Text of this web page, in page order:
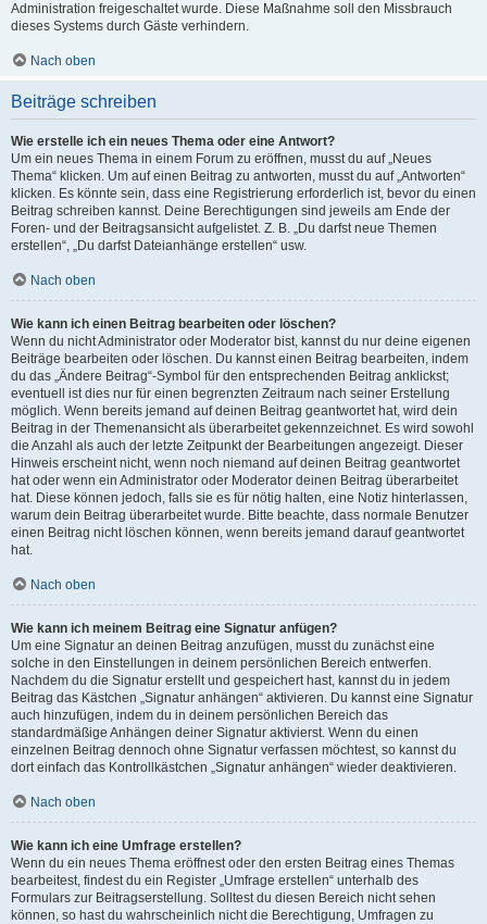
Administration freigeschaltet wurde. Diese Maßnahme soll den Missbrauch
dieses Systems durch Gäste verhindern.
Nach oben
Beiträge schreiben
Wie erstelle ich ein neues Thema oder eine Antwort?
Um ein neues Thema in einem Forum zu eröffnen, musst du auf „Neues
Thema“ klicken. Um auf einen Beitrag zu antworten, musst du auf „Antworten“
klicken. Es könnte sein, dass eine Registrierung erforderlich ist, bevor du einen
Beitrag schreiben kannst. Deine Berechtigungen sind jeweils am Ende der
Foren- und der Beitragsansicht aufgelistet. Z. B. „Du darfst neue Themen
erstellen“, „Du darfst Dateianhänge erstellen“ usw.
Nach oben
Wie kann ich einen Beitrag bearbeiten oder löschen?
Wenn du nicht Administrator oder Moderator bist, kannst du nur deine eigenen
Beiträge bearbeiten oder löschen. Du kannst einen Beitrag bearbeiten, indem
du das „Ändere Beitrag“-Symbol für den entsprechenden Beitrag anklickst;
eventuell ist dies nur für einen begrenzten Zeitraum nach seiner Erstellung
möglich. Wenn bereits jemand auf deinen Beitrag geantwortet hat, wird dein
Beitrag in der Themenansicht als überarbeitet gekennzeichnet. Es wird sowohl
die Anzahl als auch der letzte Zeitpunkt der Bearbeitungen angezeigt. Dieser
Hinweis erscheint nicht, wenn noch niemand auf deinen Beitrag geantwortet
hat oder wenn ein Administrator oder Moderator deinen Beitrag überarbeitet
hat. Diese können jedoch, falls sie es für nötig halten, eine Notiz hinterlassen,
warum dein Beitrag überarbeitet wurde. Bitte beachte, dass normale Benutzer
einen Beitrag nicht löschen können, wenn bereits jemand darauf geantwortet
hat.
Nach oben
Wie kann ich meinem Beitrag eine Signatur anfügen?
Um eine Signatur an deinen Beitrag anzufügen, musst du zunächst eine
solche in den Einstellungen in deinem persönlichen Bereich entwerfen.
Nachdem du die Signatur erstellt und gespeichert hast, kannst du in jedem
Beitrag das Kästchen „Signatur anhängen“ aktivieren. Du kannst eine Signatur
auch hinzufügen, indem du in deinem persönlichen Bereich das
standardmäßige Anhängen deiner Signatur aktivierst. Wenn du einen
einzelnen Beitrag dennoch ohne Signatur verfassen möchtest, so kannst du
dort einfach das Kontrollkästchen „Signatur anhängen“ wieder deaktivieren.
Nach oben
Wie kann ich eine Umfrage erstellen?
Wenn du ein neues Thema eröffnest oder den ersten Beitrag eines Themas
bearbeitest, findest du ein Register „Umfrage erstellen“ unterhalb des
Formulars zur Beitragserstellung. Solltest du diesen Bereich nicht sehen
können, so hast du wahrscheinlich nicht die Berechtigung, Umfragen zu